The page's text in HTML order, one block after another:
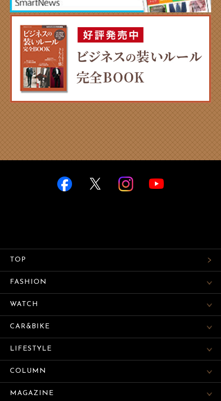
TOP
FASHION
WATCH
CAR&BIKE
LIFESTYLE
COLUMN
MAGAZINE